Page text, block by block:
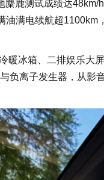
麋鹿测试成绩达
油满电续航超
暖冰箱、二排娱乐大
负离子发生器，从影